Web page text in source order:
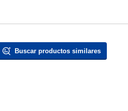
Buscar productos similares